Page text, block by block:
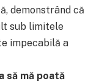
demonstrând că
sub limitele
impecabilă a
să mă poată